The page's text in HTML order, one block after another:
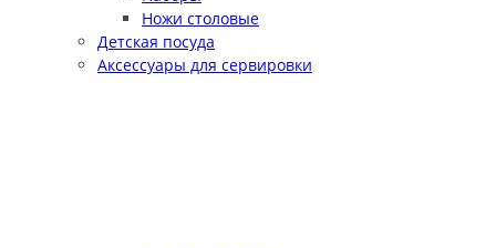
Ножи столовые
Детская посуда
Аксессуары для сервировки